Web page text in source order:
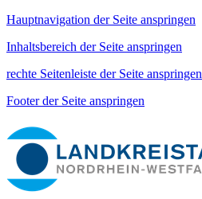
Hauptnavigation der Seite anspringen
Inhaltsbereich der Seite anspringen
rechte Seitenleiste der Seite anspringen
Footer der Seite anspringen